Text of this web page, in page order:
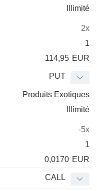
Illimité
2x
1
114,95 EUR
PUT
Produits Exotiques
Illimité
-5x
1
0,0170 EUR
CALL